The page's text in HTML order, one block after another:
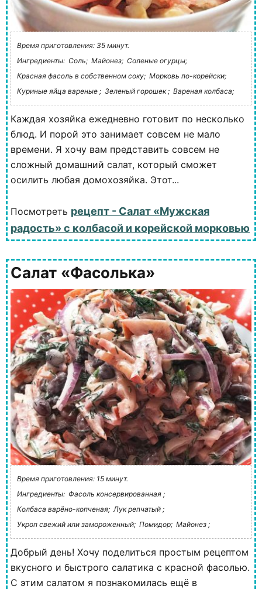
Время приготовления: 35 минут.
Ингредиенты: Соль; Майонез; Соленые огурцы;
Красная фасоль в собственном соку; Морковь по-корейски;
Куриные яйца вареные ; Зеленый горошек ; Вареная колбаса;
Каждая хозяйка ежедневно готовит по несколько
блюд. И порой это занимает совсем не мало
времени. Я хочу вам представить совсем не
сложный домашний салат, который сможет
осилить любая домохозяйка. Этот...
Посмотреть рецепт - Салат «Мужская
радость» с колбасой и корейской морковью
Салат «Фасолька»
Время приготовления: 15 минут.
Ингредиенты: Фасоль консервированная ;
Колбаса варёно-копченая; Лук репчатый ;
Укроп свежий или замороженный; Помидор; Майонез ;
Добрый день! Хочу поделиться простым рецептом
вкусного и быстрого салатика с красной фасолью.
С этим салатом я познакомилась ещё в